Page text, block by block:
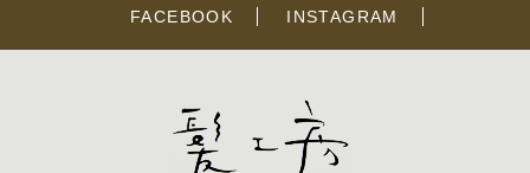
FACEBOOK
INSTAGRAM